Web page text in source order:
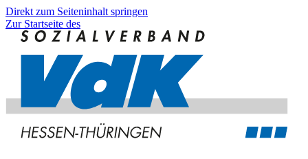
Direkt zum Seiteninhalt springen
Zur Startseite des